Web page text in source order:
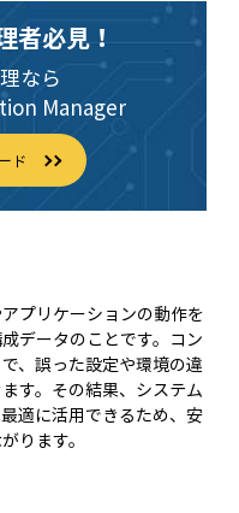
者必見！
なら
Manager
ド
プリケーションの動作を
データのことです。コン
、誤った設定や環境の違
す。その結果、システム
適に活用できるため、安
ります。